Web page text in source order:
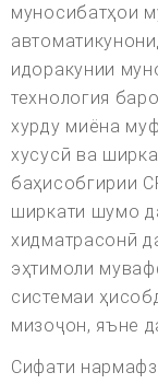
муносибатҳои
идоракунии
технология
хурду миёна
хусусӣ ва
баҳисобгирии
ширкати шумо
хидматрасонӣ
эҳтимоли
системаи
мизоҷон, яъне
Сифати